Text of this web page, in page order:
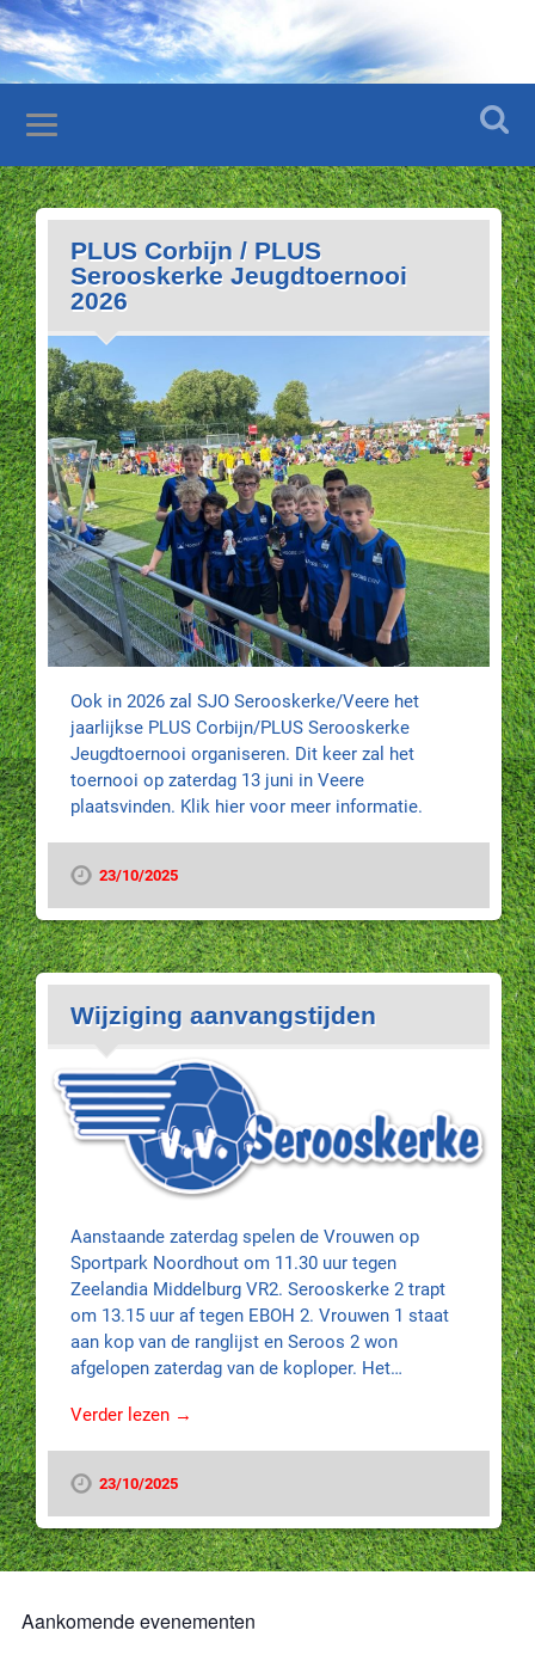
PLUS Corbijn / PLUS
Serooskerke Jeugdtoernooi
2026
Ook in 2026 zal SJO Serooskerke/Veere het
jaarlijkse PLUS Corbijn/PLUS Serooskerke
Jeugdtoernooi organiseren. Dit keer zal het
toernooi op zaterdag 13 juni in Veere
plaatsvinden. Klik hier voor meer informatie.
23/10/2025
Wijziging aanvangstijden
Aanstaande zaterdag spelen de Vrouwen op
Sportpark Noordhout om 11.30 uur tegen
Zeelandia Middelburg VR2. Serooskerke 2 trapt
om 13.15 uur af tegen EBOH 2. Vrouwen 1 staat
aan kop van de ranglijst en Seroos 2 won
afgelopen zaterdag van de koploper. Het…
Verder lezen →
23/10/2025
Aankomende evenementen